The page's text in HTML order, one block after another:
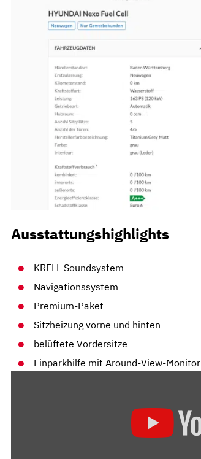
Ausstattungshighlights
KRELL Soundsystem
Navigationssystem
Premium-Paket
Sitzheizung vorne und hinten
belüftete Vordersitze
Einparkhilfe mit Around-View-Monitor